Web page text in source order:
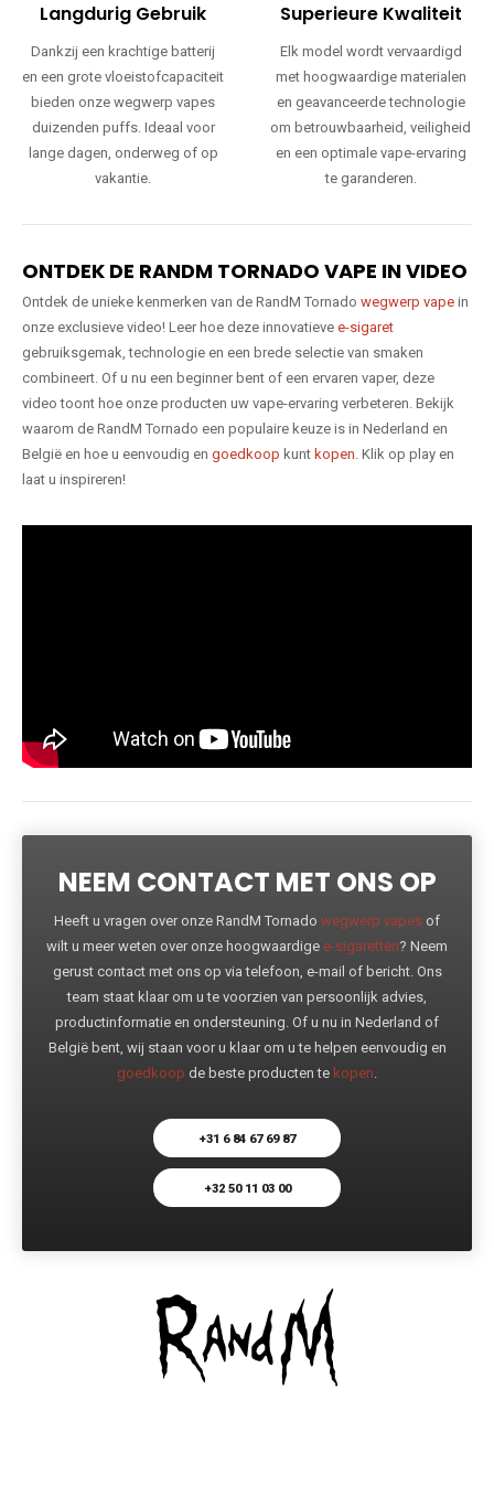
Langdurig Gebruik
Dankzij een krachtige batterij
en een grote vloeistofcapaciteit
bieden onze wegwerp vapes
duizenden puffs. Ideaal voor
lange dagen, onderweg of op
vakantie.
Superieure Kwaliteit
Elk model wordt vervaardigd
met hoogwaardige materialen
en geavanceerde technologie
om betrouwbaarheid, veiligheid
en een optimale vape-ervaring
te garanderen.
ONTDEK DE RANDM TORNADO VAPE IN VIDEO
Ontdek de unieke kenmerken van de RandM Tornado wegwerp vape in
onze exclusieve video! Leer hoe deze innovatieve e-sigaret
gebruiksgemak, technologie en een brede selectie van smaken
combineert. Of u nu een beginner bent of een ervaren vaper, deze
video toont hoe onze producten uw vape-ervaring verbeteren. Bekijk
waarom de RandM Tornado een populaire keuze is in Nederland en
België en hoe u eenvoudig en goedkoop kunt kopen. Klik op play en
laat u inspireren!
NEEM CONTACT MET ONS OP
Heeft u vragen over onze RandM Tornado wegwerp vapes of
wilt u meer weten over onze hoogwaardige e-sigaretten? Neem
gerust contact met ons op via telefoon, e-mail of bericht. Ons
team staat klaar om u te voorzien van persoonlijk advies,
productinformatie en ondersteuning. Of u nu in Nederland of
België bent, wij staan voor u klaar om u te helpen eenvoudig en
goedkoop de beste producten te kopen.
+31 6 84 67 69 87
+32 50 11 03 00